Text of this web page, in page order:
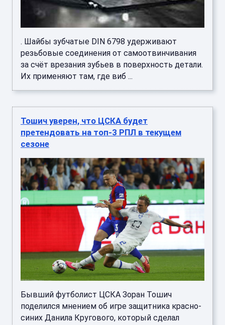
. Шайбы зубчатые DIN 6798 удерживают
резьбовые соединения от самоотвинчивания
за счёт врезания зубьев в поверхность детали.
Их применяют там, где виб ...
Тошич уверен, что ЦСКА будет
претендовать на топ-3 РПЛ в текущем
сезоне
Бывший футболист ЦСКА Зоран Тошич
поделился мнением об игре защитника красно-
синих Данила Кругового, который сделал